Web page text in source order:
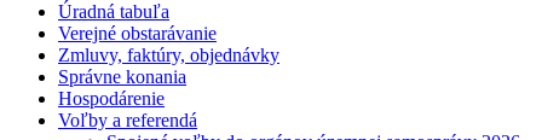
Úradná tabuľa
Verejné obstarávanie
Zmluvy, faktúry, objednávky
Správne konania
Hospodárenie
Voľby a referendá